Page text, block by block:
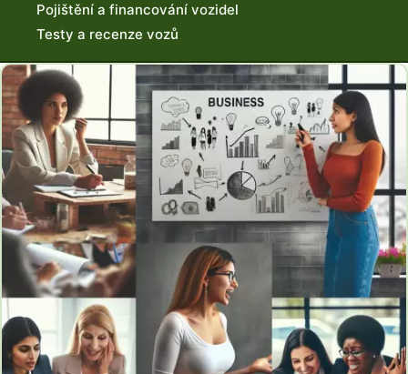
Pojištění a financování vozidel
Testy a recenze vozů